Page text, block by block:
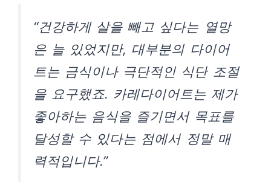
“건강하게 살을 빼고 싶다는 열망
은 늘 있었지만, 대부분의 다이어
트는 금식이나 극단적인 식단 조절
을 요구했죠. 카레다이어트는 제가
좋아하는 음식을 즐기면서 목표를
달성할 수 있다는 점에서 정말 매
력적입니다.”